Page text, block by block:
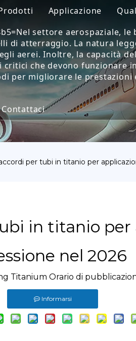
Barra di titanio
Chiusura in titanio
Raccordi per tubi in titanio
Forgiatura del titanio
Foglio di titanio
Merce di titanio
Applicazione
Aerospaziale
Medico
Ingegneria marina
Industria chimica
Industria
settore aerospaziale,
di atterraggio. La natura
aerei. Inoltre, la capacità
critici che devono funzionare
per migliorare le
la nostra innovazione
Contattaci
per tubi in titanio per
in titanio per
nel 2026
Titanium Orario di
Informarsi